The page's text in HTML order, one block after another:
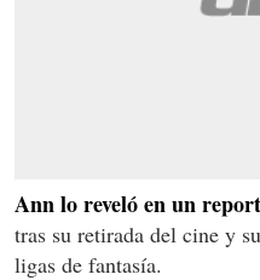
Ann lo reveló en un
tras su retirada del cine y
ligas de fantasía.